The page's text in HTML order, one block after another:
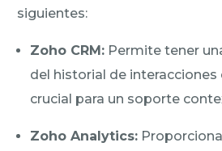
siguientes:
Zoho CRM: Permite tener
del historial de interacciones
crucial para un soporte
Zoho Analytics: